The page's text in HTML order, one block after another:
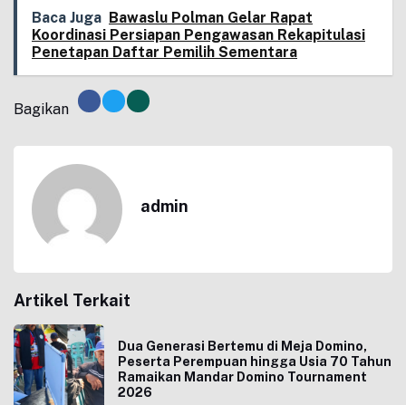
Baca Juga Bawaslu Polman Gelar Rapat
Koordinasi Persiapan Pengawasan Rekapitulasi
Penetapan Daftar Pemilih Sementara
Bagikan
admin
Artikel Terkait
Dua Generasi Bertemu di Meja Domino,
Peserta Perempuan hingga Usia 70 Tahun
Ramaikan Mandar Domino Tournament
2026